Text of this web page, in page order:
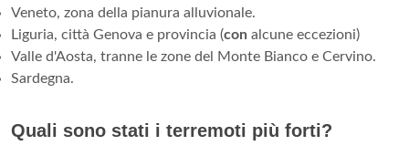
Veneto, zona della pianura alluvionale.
Liguria, città Genova e provincia (con alcune eccezioni)
Valle d'Aosta, tranne le zone del Monte Bianco e Cervino.
Sardegna.
Quali sono stati i terremoti più forti?